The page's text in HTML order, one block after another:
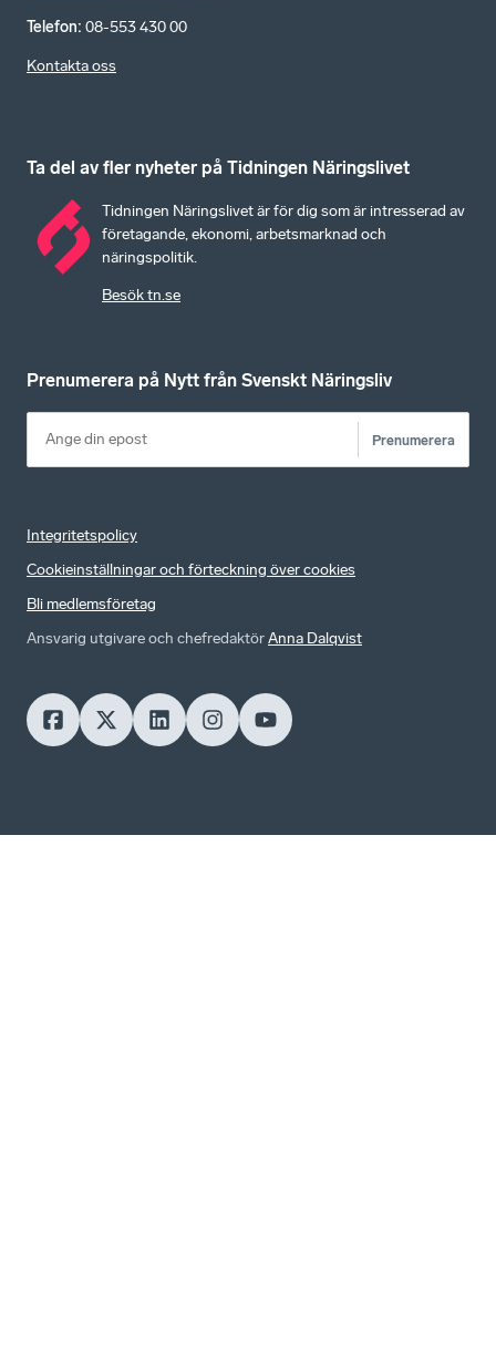
Telefon: 08-553 430 00
Kontakta oss
Ta del av fler nyheter på Tidningen Näringslivet
Tidningen Näringslivet är för dig som är intresserad av
företagande, ekonomi, arbetsmarknad och
näringspolitik.
Besök tn.se
Prenumerera på Nytt från Svenskt Näringsliv
Prenumerera
Integritetspolicy
Cookieinställningar och förteckning över cookies
Bli medlemsföretag
Ansvarig utgivare och chefredaktörAnna Dalqvist